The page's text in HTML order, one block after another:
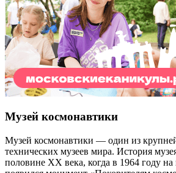
Музей космонавтики
Музей космонавтики — один из
технических музеев мира. История
половине XX века, когда в 1964 году